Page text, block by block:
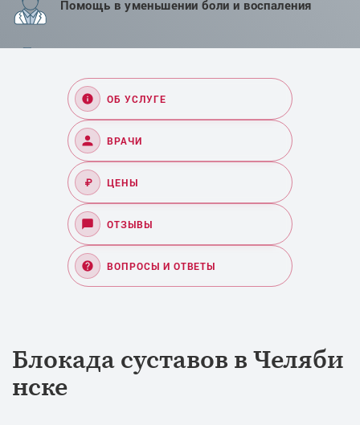
Помощь в уменьшении боли и воспаления
ОБ УСЛУГЕ
ВРАЧИ
₽ ЦЕНЫ
ОТЗЫВЫ
ВОПРОСЫ И ОТВЕТЫ
Блокада суставов в Челяби
нске